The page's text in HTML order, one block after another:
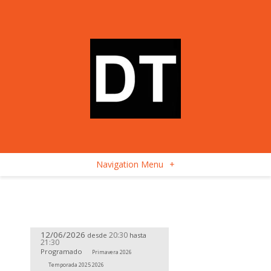
Navigation Menu +
12/06/2026 desde 20:30 hasta
21:30
Programado
Primavera 2026
Temporada 2025 2026